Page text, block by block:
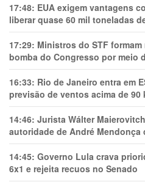
17:48: EUA exigem vantagens
liberar quase 60 mil toneladas
17:29: Ministros do STF
bomba do Congresso por meio
16:33: Rio de Janeiro entra em
previsão de ventos acima de 90
14:46: Jurista Wálter
autoridade de André Mendonça
14:45: Governo Lula crava
6x1 e rejeita recuos no Senado